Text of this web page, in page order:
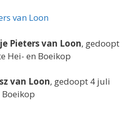
van Loon
Pieters van Loon, gedoopt
Hei- en Boeikop
van Loon, gedoopt 4 juli
Boeikop